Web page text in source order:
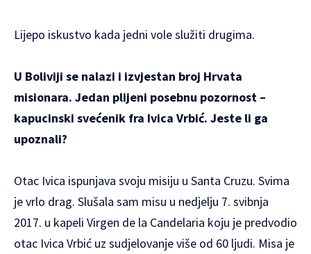
Lijepo iskustvo kada jedni vole služiti drugima.
U Boliviji se nalazi i izvjestan broj Hrvata
misionara. Jedan plijeni posebnu pozornost –
kapucinski svećenik fra Ivica Vrbić. Jeste li ga
upoznali?
Otac Ivica ispunjava svoju misiju u Santa Cruzu. Svima
je vrlo drag. Slušala sam misu u nedjelju 7. svibnja
2017. u kapeli Virgen de la Candelaria koju je predvodio
otac Ivica Vrbić uz sudjelovanje više od 60 ljudi. Misa je